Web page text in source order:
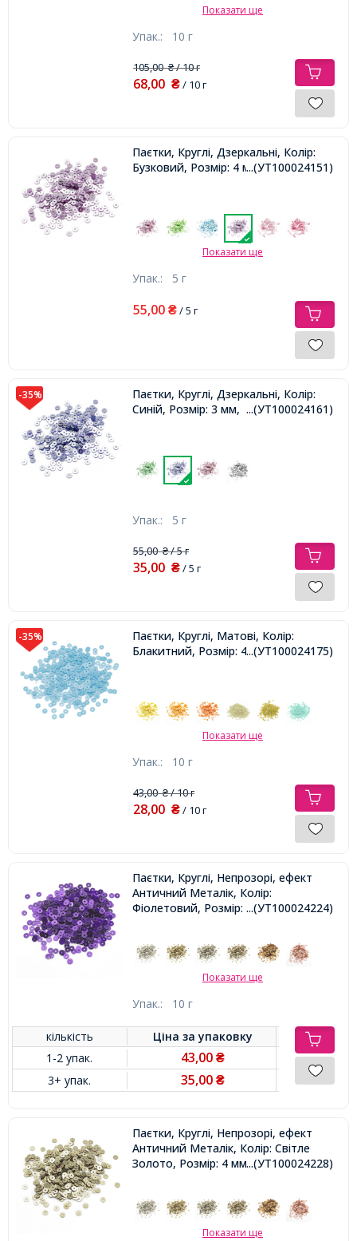
Показати ще
Упак.: 10 г
105,00₴/ 10 г
68,00 ₴/ 10 г
Паєтки, Круглі, Дзеркальні, Колір:
Бузковий, Розмір: 4 мм,...(УТ100024151)
Показати ще
Упак.: 5 г
55,00 ₴/ 5 г
-35%
Паєтки, Круглі, Дзеркальні, Колір:
Синій, Розмір: 3 мм, ...(УТ100024161)
Упак.: 5 г
55,00₴/ 5 г
35,00 ₴/ 5 г
-35%
Паєтки, Круглі, Матові, Колір:
Блакитний, Розмір: 4 мм,...(УТ100024175)
Показати ще
Упак.: 10 г
43,00₴/ 10 г
28,00 ₴/ 10 г
Паєтки, Круглі, Непрозорі, ефект
Античний Металік, Колір:
Фіолетовий, Розмір: 4 мм,...(УТ100024224)
Показати ще
Упак.: 10 г
кількість Ціна заупаковку
1-2 упак.
43,00₴
3+ упак. 35,00₴
Паєтки, Круглі, Непрозорі, ефект
Античний Металік, Колір: Світле
Золото, Розмір: 4 мм,...(УТ100024228)
Показати ще